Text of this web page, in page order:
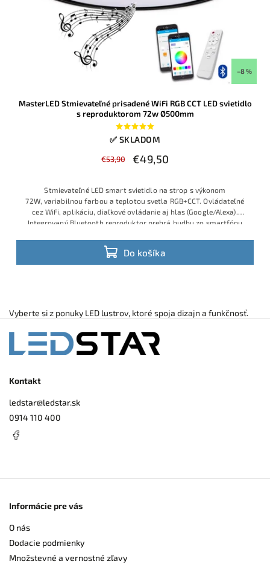
–8 %
MasterLED Stmievateľné prisadené WiFi RGB CCT LED svietidlo
s reproduktorom 72w Ø500mm
✅ SKLADOM
€53,90 €49,50
Do košíka
Stmievateľné LED smart svietidlo na strop svýkonom
72W, variabilnou farbou a teplotou svetla RGB+CCT. Ovládateľné
cez WiFi, aplikáciu, diaľkové ovládanie aj hlas (Google/Alexa).
Integrovaný Bluetooth reproduktor prehrá hudbu zo smartfónu
kuchyne či akoko
Vyberte si z ponuky LED lustrov, ktoré spoja dizajn a funkčnosť.
Kontakt
ledstar@ledstar.sk
0914 110 400
Informácie pre vás
O nás
Dodacie podmienky
Množstevné a vernostné zľavy